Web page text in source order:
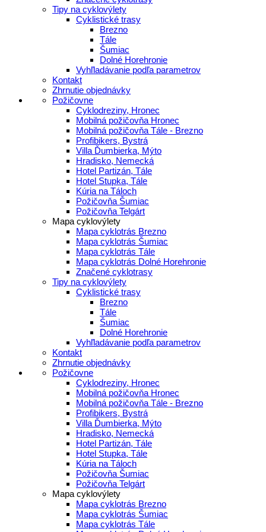
Tipy na cyklovýlety
Cyklistické trasy
Brezno
Tále
Šumiac
Dolné Horehronie
Vyhľladávanie podľa parametrov
Kontakt
Zhrnutie objednávky
Požičovne
Cyklodreziny, Hronec
Mobilná požičovňa Hronec
Mobilná požičovňa Tále - Brezno
Profibikers, Bystrá
Villa Ďumbierka, Mýto
Hradisko, Nemecká
Hotel Partizán, Tále
Hotel Stupka, Tále
Kúria na Táloch
Požičovňa Šumiac
Požičovňa Telgárt
Mapa cyklovýlety
Mapa cyklotrás Brezno
Mapa cyklotrás Šumiac
Mapa cyklotrás Tále
Mapa cyklotrás Dolné Horehronie
Značené cyklotrasy
Tipy na cyklovýlety
Cyklistické trasy
Brezno
Tále
Šumiac
Dolné Horehronie
Vyhľladávanie podľa parametrov
Kontakt
Zhrnutie objednávky
Požičovne
Cyklodreziny, Hronec
Mobilná požičovňa Hronec
Mobilná požičovňa Tále - Brezno
Profibikers, Bystrá
Villa Ďumbierka, Mýto
Hradisko, Nemecká
Hotel Partizán, Tále
Hotel Stupka, Tále
Kúria na Táloch
Požičovňa Šumiac
Požičovňa Telgárt
Mapa cyklovýlety
Mapa cyklotrás Brezno
Mapa cyklotrás Šumiac
Mapa cyklotrás Tále